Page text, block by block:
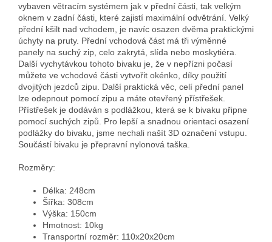
vybaven větracím systémem jak v přední části, tak velkým
oknem v zadní části, které zajistí maximální odvětrání. Velký
přední kšilt nad vchodem, je navíc osazen dvěma praktickými
úchyty na pruty. Přední vchodová část má tři výměnné
panely na suchý zip, celo zakrytá, slída nebo moskytiéra.
Další vychytávkou tohoto bivaku je, že v nepřízni počasí
můžete ve vchodové části vytvořit okénko, díky použití
dvojitých jezdců zipu. Další praktická věc, celí přední panel
lze odepnout pomocí zipu a máte otevřený přístřešek.
Přístřešek je dodáván s podlážkou, která se k bivaku připne
pomocí suchých zipů. Pro lepší a snadnou orientaci osazení
podlážky do bivaku, jsme nechali našít 3D označení vstupu.
Součástí bivaku je přepravní nylonová taška.
Rozměry:
Délka: 248cm
Šířka: 308cm
Výška: 150cm
Hmotnost: 10kg
Transportní rozměr: 110x20x20cm